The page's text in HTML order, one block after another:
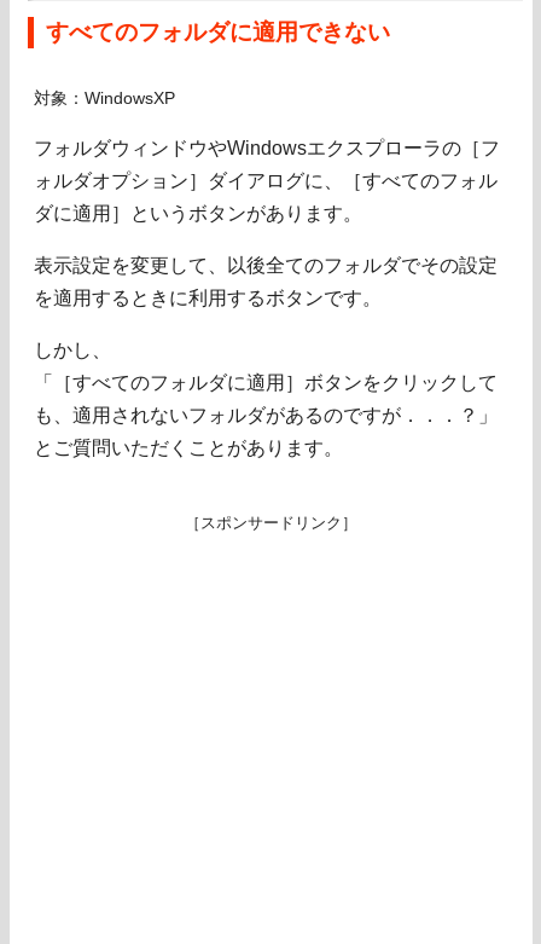
すべてのフォルダに適用できない
対象：WindowsXP
フォルダウィンドウやWindowsエクスプローラの［フ
ォルダオプション］ダイアログに、［すべてのフォル
ダに適用］というボタンがあります。
表示設定を変更して、以後全てのフォルダでその設定
を適用するときに利用するボタンです。
しかし、
「［すべてのフォルダに適用］ボタンをクリックして
も、適用されないフォルダがあるのですが．．．？」
とご質問いただくことがあります。
［スポンサードリンク］